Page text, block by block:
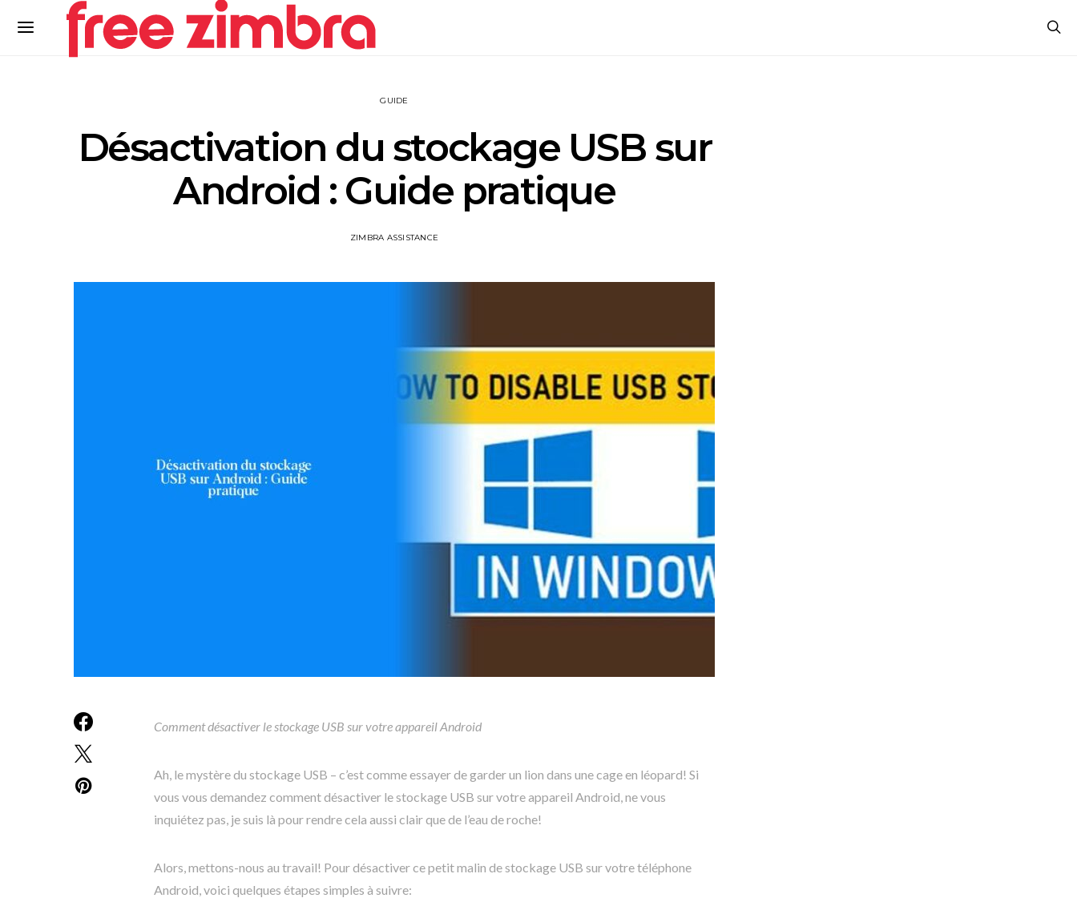
GUIDE
Désactivation du stockage USB sur
Android : Guide pratique
ZIMBRA ASSISTANCE
Comment désactiver le stockage USB sur votre appareil Android
Ah, le mystère du stockage USB – c’est comme essayer de garder un lion dans une cage en léopard! Si
vous vous demandez comment désactiver le stockage USB sur votre appareil Android, ne vous
inquiétez pas, je suis là pour rendre cela aussi clair que de l’eau de roche!
Alors, mettons-nous au travail! Pour désactiver ce petit malin de stockage USB sur votre téléphone
Android, voici quelques étapes simples à suivre: